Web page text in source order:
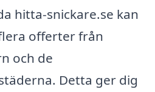
hitta-snickare.se kan
offerter från
och de
Detta ger dig